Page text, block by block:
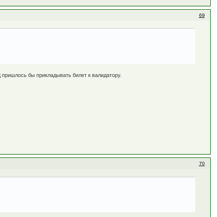
69
бы прикладывать билет к валидатору.
70